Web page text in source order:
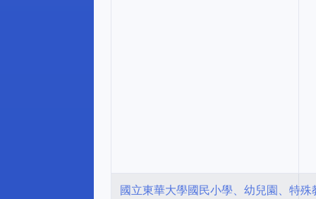
國立東華大學國民小學、幼兒園、特